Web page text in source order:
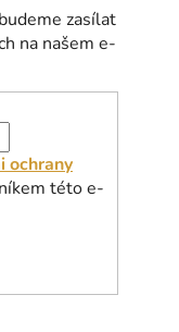
zasílat
na našem e-
ochrany
této e-